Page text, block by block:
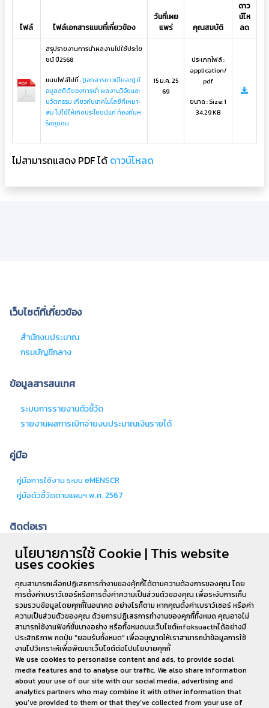
ไฟล์ ไฟล์เอกสารแนบที่เกี่ยวข้อง
วันที่เผย
แพร่
คุณสมบัติ
ดาว
น์โห
ลด
สรุปรายงานการนำผลงานไปใช้ประโย
ชน์ ปี2568
แนบไฟล์ไปที่ :[เอกสารดาวน์โหลด]:ข้
อมูลสถิติของการนำ ผลงานวิจัยและ
นวัตกรรม เกี่ยวกับเทคโนโลยีที่เหมาะ
สม ไปใช้ให้เกิดประโยชน์แก่ ท้องถิ่นห
รือชุมชน
15 ม.ค. 25
69
ประเภทไฟล์ :
application/
pdf
ขนาด : Size: 1
34.29 KB
ไม่สามารถแสดง PDF ได้ ดาวน์โหลด
เว็บไซต์ที่เกี่ยวข้อง
สํานักงบประมาณ
กรมบัญชีกลาง
ข้อมูลสารสนเทศ
ระบบการรายงานตัวชี้วัด
รายงานผลการเบิกจ่ายงบประมาณเงินรายได้
คู่มือ
คู่มือการใช้งาน ระบบ eMENSCR
คู่มือตัวชี้วัดตามแผนฯ พ.ศ. 2567
ติดต่อเรา
สำนักงานอธิการบดีและบริหารสินทรัพย์ ชั้น
4 ห้องกองนโยบายและแผน 62/1 ถ.เกษตรสมบูรณ์ ต.กาฬสินธุ์ อ.เมือง จ.กาฬสินธุ์
46000
โทร . 043-811-128 ต่อ 6180
นโยบายการใช้ Cookie | This website
uses cookies
คุณสามารถเลือกปฏิเสธการทำงานของคุ้กกี้ได้ตามความต้องการของคุณ โดย
การตั้งค่าเบราว์เซอร์หรือการตั้งค่าความเป็นส่วนตัวของคุณ เพื่อระงับการเก็บ
รวมรวบข้อมูลโดยคุกกี้ในอนาคต อย่างไรก็ตาม หากคุณตั้งค่าเบราว์เซอร์ หรือค่า
ความเป็นส่วนตัวของคุณ ด้วยการปฎิเสธการทำงานของคุกกี้ทั้งหมด คุณอาจไม่
สามารถใช้งานฟังก์ชั่นบางอย่าง หรือทั้งหมดบนเว็บไซต์infoksuacthได้อย่างมี
ประสิทธิภาพ กดปุ่ม "ยอมรับทั้งหมด" เพื่ออนุญาตให้เราสามารถนำข้อมูลการใช้
งานไปวิเคราะห์เพื่อพัฒนาเว็บไซต์ต่อไปนโยบายคุกกี้
We use cookies to personalise content and ads, to provide social
media features and to analyse our traffic. We also share information
about your use of our site with our social media, advertising and
analytics partners who may combine it with other information that
you’ve provided to them or that they’ve collected from your use of